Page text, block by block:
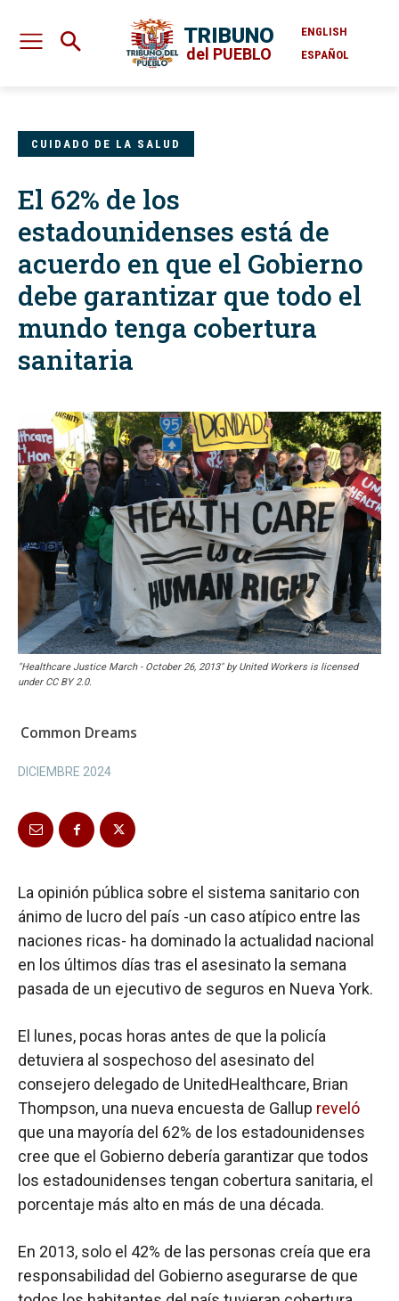
TRIBUNO
del PUEBLO
ENGLISH
ESPAÑOL
CUIDADO DE LA SALUD
El 62% de los
estadounidenses está de
acuerdo en que el Gobierno
debe garantizar que todo el
mundo tenga cobertura
sanitaria
"Healthcare Justice March - October 26, 2013" by United Workers is licensed
under CC BY 2.0.
Common Dreams
DICIEMBRE 2024
La opinión pública sobre el sistema sanitario con
ánimo de lucro del país -un caso atípico entre las
naciones ricas- ha dominado la actualidad nacional
en los últimos días tras el asesinato la semana
pasada de un ejecutivo de seguros en Nueva York.
El lunes, pocas horas antes de que la policía
detuviera al sospechoso del asesinato del
consejero delegado de UnitedHealthcare, Brian
Thompson, una nueva encuesta de Gallup reveló
que una mayoría del 62% de los estadounidenses
cree que el Gobierno debería garantizar que todos
los estadounidenses tengan cobertura sanitaria, el
porcentaje más alto en más de una década.
En 2013, solo el 42% de las personas creía que era
responsabilidad del Gobierno asegurarse de que